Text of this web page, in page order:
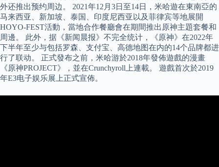
外还推出预约周边。 2021年12月3日至14日，米哈遊在東南亞的
马来西亚、新加坡、泰国、印度尼西亚以及菲律宾等地展開
HOYO-FEST活動，當地合作餐廳會在期間推出原神主題套餐和
周邊。 此外，据《新闻晨报》不完全统计，《原神》在2022年
下半年至少与包括罗森、支付宝、高德地图在内的14个品牌都进
行了联动。 正式發布之前，米哈游於2018年發佈遊戲的漫畫
《原神PROJECT》，並在Crunchyroll上連載。 遊戲首次於2019
年E3电子娱乐展上正式宣佈。